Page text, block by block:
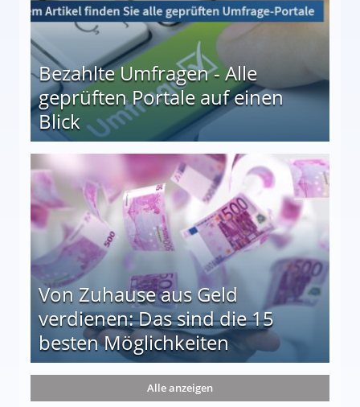
Bezahlte Umfragen - Alle
geprüften Portale auf einen
Blick
auf einen Blick
Von Zuhause aus Geld
verdienen: Das sind die 15
besten Möglichkeiten
die 15 besten Möglichkeiten
Alle anzeigen